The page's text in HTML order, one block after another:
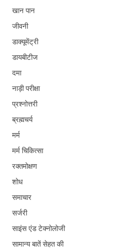
खान पान
जीवनी
डाक्यूमेंट्री
डायबीटीज
दमा
नाड़ी परीक्षा
प्रश्नोत्तरी
ब्रह्मचर्य
मर्म
मर्म चिकित्सा
रक्तमोक्षण
शोध
समाचार
सर्जरी
साइंस एंड टेक्नोलोजी
सामान्य बातें सेहत की